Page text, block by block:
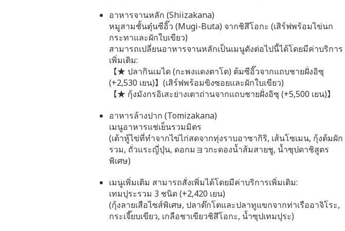
อาหารจานหลัก (Shiizakana)
หมูสามชั้นตุ๋นซีอิ๊ว (Mugi-Buta) จากชิสึโอกะ (เสิร์ฟพร้อมไข่นก
กระทาและผักใบเขียว)
สามารถเปลี่ยนอาหารจานหลักเป็นเมนูดังต่อไปนี้ได้โดยมีค่าบริการ
เพิ่มเติม:
【★ ปลากินเมได (กะพงแดงตาโต) ต้มซีอิ๊วจากแถบชายฝั่งอิซุ
(+2,530 เยน)】(เสิร์ฟพร้อมขิงซอยและผักใบเขียว)
【★ กุ้งมังกรอิเสะย่างเตาถ่านจากแถบชายฝั่งอิซุ (+5,500 เยน)】
อาหารล้างปาก (Tomizakana)
เมนูอาหารแช่เย็นรวมมิตร
(เต้าหู้ไข่ที่ทำจากไข่ไก่สดจากทุ่งราบอาซากิริ, เส้นโซเมน, กุ้งต้มผัก
รวม, ถั่วแระญี่ปุ่น, ดอกมョวกะดองน้ำส้มสายชู, น้ำซุปดาชิสูตร
พิเศษ)
เมนูเพิ่มเติม สามารถสั่งเพิ่มได้โดยมีค่าบริการเพิ่มเติม:
เทมปุระรวม 3 ชนิด (+2,420 เยน)
(กุ้งลายเสือไซส์พิเศษ, ปลาต๊กโตและปลาทูแขกจากท่าเรืออาจิโระ,
กระเจี๊ยบเขียว, เกลือชาเขียวชิสึโอกะ, น้ำซุปเทมปุระ)